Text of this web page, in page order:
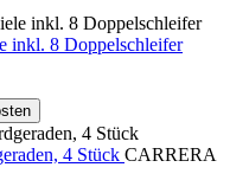
inkl. 8 Doppelschleifer
4 Stück CARRERA